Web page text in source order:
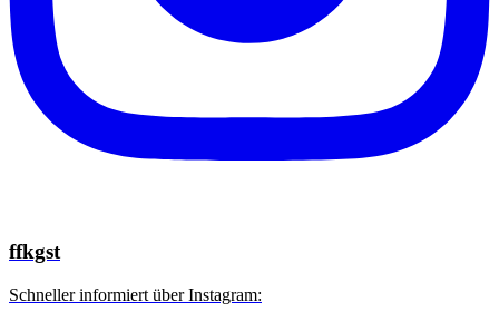
ffkgst
Schneller informiert über Instagram: